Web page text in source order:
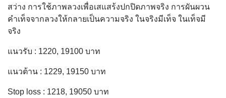
สว่าง การใช้ภาพลวงเพื่อเสแสร้งปกปิดภาพจริง การผันผวน
คำเท็จจากลวงให้กลายเป็นความจริง ในจริงมีเท็จ ในเท็จมี
จริง
แนวรับ : 1220, 19100 บาท
แนวต้าน : 1229, 19150 บาท
Stop loss : 1218, 19050 บาท